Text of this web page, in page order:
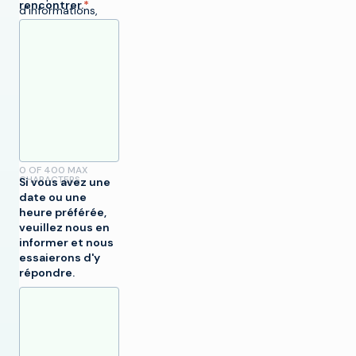
rencontrer.*
0 OF 400 MAX
CHARACTERS
Si vous avez une
date ou une
heure préférée,
veuillez nous en
informer et nous
essaierons d'y
répondre.
d'informations,
consultez